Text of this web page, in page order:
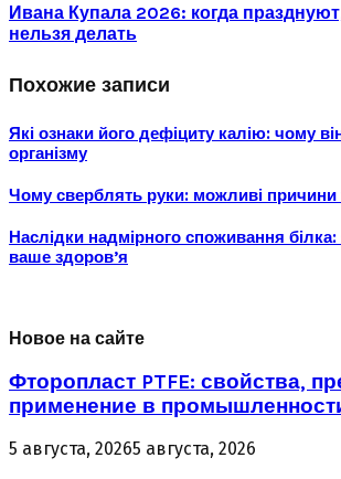
Ивана Купала 2026: когда
нельзя делать
Похожие записи
Які ознаки його дефіциту калію: чому
організму
Чому сверблять руки: можливі причини
Наслідки надмірного споживання
ваше здоров’я
Новое на сайте
Фторопласт PTFE: свойства,
применение в
5 августа, 20265 августа, 2026